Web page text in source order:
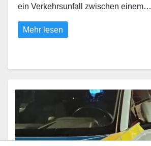
ein Verkehrsunfall zwischen einem…
Mehr lesen